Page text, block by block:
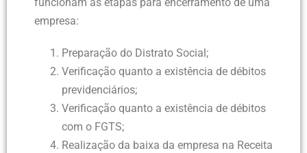
funcionam as etapas para encerramento de uma
empresa:
Preparação do Distrato Social;
Verificação quanto a existência de débitos
previdenciários;
Verificação quanto a existência de débitos
com o FGTS;
Realização da baixa da empresa na Receita